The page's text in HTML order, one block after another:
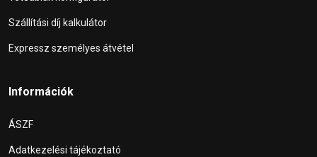
Szállítási díj kalkulátor
Expressz személyes átvétel
Információk
ÁSZF
Adatkezelési tájékoztató